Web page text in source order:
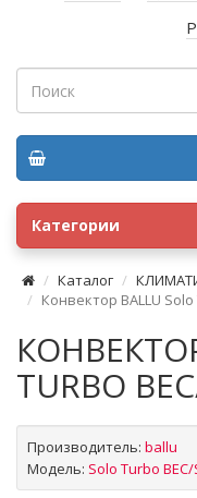
Категории
Каталог
Конвектор BALLU
TURBO
Производитель: ballu
Модель: Solo Turbo